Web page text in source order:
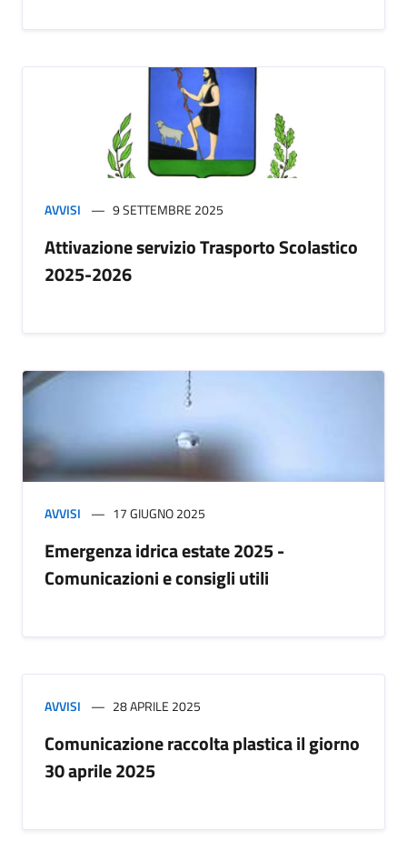
AVVISI 9 SETTEMBRE 2025
Attivazione servizio Trasporto Scolastico
2025-2026
AVVISI 17 GIUGNO 2025
Emergenza idrica estate 2025 -
Comunicazioni e consigli utili
AVVISI 28 APRILE 2025
Comunicazione raccolta plastica il giorno
30 aprile 2025